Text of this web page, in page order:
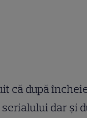
că după
dar și